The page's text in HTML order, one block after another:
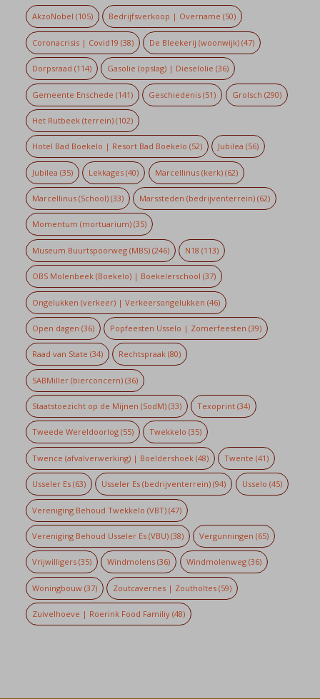
AkzoNobel (105) Bedrijfsverkoop | Overname (50)
Coronacrisis | Covid19 (38) De Bleekerij (woonwijk) (47)
Dorpsraad (114) Gasolie (opslag) | Dieselolie (36)
Gemeente Enschede (141) Geschiedenis (51) Grolsch (290)
Het Rutbeek (terrein)(102)
Hotel Bad Boekelo | Resort Bad Boekelo (52) Jubilea (56)
Jubilea (35) Lekkages (40) Marcellinus (kerk)(62)
Marcellinus (School)(33) Marssteden (bedrijventerrein) (62)
Momentum (mortuarium)(35)
Museum Buurtspoorweg (MBS)(246) N18 (113)
OBS Molenbeek (Boekelo) | Boekelerschool (37)
Ongelukken (verkeer) | Verkeersongelukken (46)
Open dagen (36) Popfeesten Usselo | Zomerfeesten (39)
Raad van State (34) Rechtspraak (80)
SABMiller (bierconcern)(36)
Staatstoezicht op de Mijnen (SodM)(33) Texoprint (34)
Tweede Wereldoorlog(55) Twekkelo (35)
Twence (afvalverwerking) | Boeldershoek(48) Twente (41)
Usseler Es(63) Usseler Es (bedrijventerrein) (94) Usselo (45)
Vereniging Behoud Twekkelo (VBT)(47)
Vereniging Behoud Usseler Es (VBU)(38) Vergunningen (65)
Vrijwilligers(35) Windmolens (36) Windmolenweg(36)
Woningbouw(37) Zoutcavernes | Zoutholtes (59)
Zuivelhoeve | Roerink Food Familiy(48)